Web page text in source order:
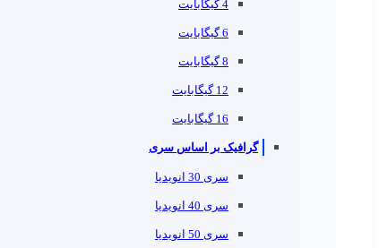
4 گیگابایت
6 گیگابایت
8 گیگابایت
12 گیگابایت
16 گیگابایت
گرافیک بر اساس سری
سری 30 انویدیا
سری 40 انویدیا
سری 50 انویدیا